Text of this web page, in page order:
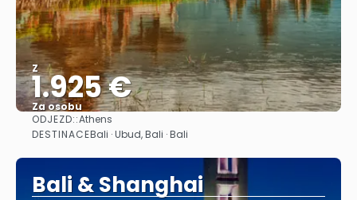
Z
1.925 €
Za osobu
Zobrazit
ODJEZD::Athens
DESTINACEBali · Ubud, Bali · Bali
Bali & Shanghai